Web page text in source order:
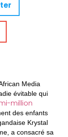
Media
évitable qui
million
des enfants
Krystal
a consacré sa